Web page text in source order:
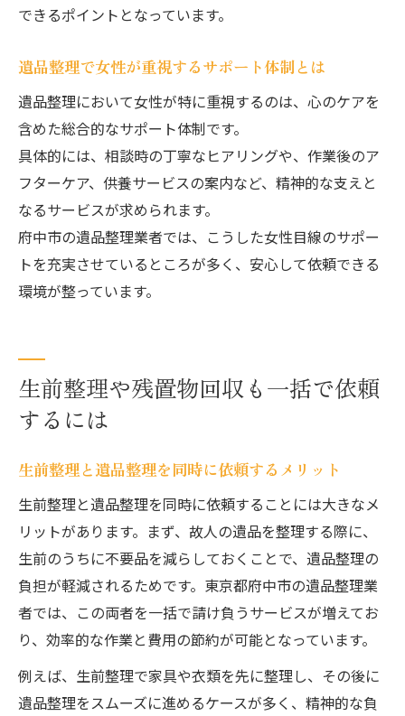
できるポイントとなっています。
遺品整理で女性が重視するサポート体制とは
遺品整理において女性が特に重視するのは、心のケアを
含めた総合的なサポート体制です。
具体的には、相談時の丁寧なヒアリングや、作業後のア
フターケア、供養サービスの案内など、精神的な支えと
なるサービスが求められます。
府中市の遺品整理業者では、こうした女性目線のサポー
トを充実させているところが多く、安心して依頼できる
環境が整っています。
生前整理や残置物回収も一括で依頼
するには
生前整理と遺品整理を同時に依頼するメリット
生前整理と遺品整理を同時に依頼することには大きなメ
リットがあります。まず、故人の遺品を整理する際に、
生前のうちに不要品を減らしておくことで、遺品整理の
負担が軽減されるためです。東京都府中市の遺品整理業
者では、この両者を一括で請け負うサービスが増えてお
り、効率的な作業と費用の節約が可能となっています。
例えば、生前整理で家具や衣類を先に整理し、その後に
遺品整理をスムーズに進めるケースが多く、精神的な負